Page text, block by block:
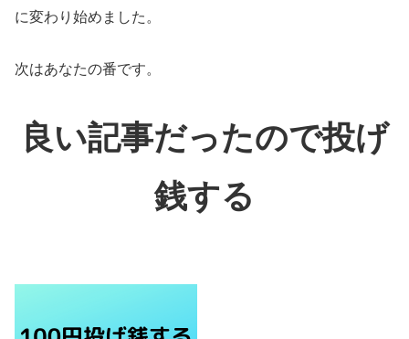
に変わり始めました。
次はあなたの番です。
良い記事だったので投げ
銭する